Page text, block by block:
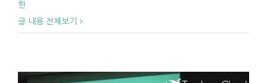
한
글 내용 전체보기